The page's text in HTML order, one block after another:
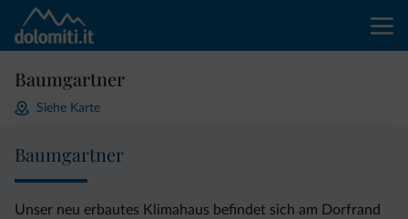
Baumgartner
Siehe Karte
Baumgartner
Unser neu erbautes Klimahaus befindet sich am Dorfrand